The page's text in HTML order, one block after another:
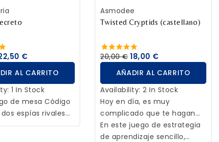
AL CARRITO
€
AL CARRITO
1 In Stock
de mesa Código
espías rivales
las identidades
AÑADIR AL CARRITO
Asmodee
Twisted Cryptids (castellano)
20,00 € 18,00 €
AÑADIR AL CARRITO
Availability:2 In Stock
Hoy en día, es muy
complicado que te hagan
caso siendo un críptido.
En este juego de estrategia
de aprendizaje sencillo,